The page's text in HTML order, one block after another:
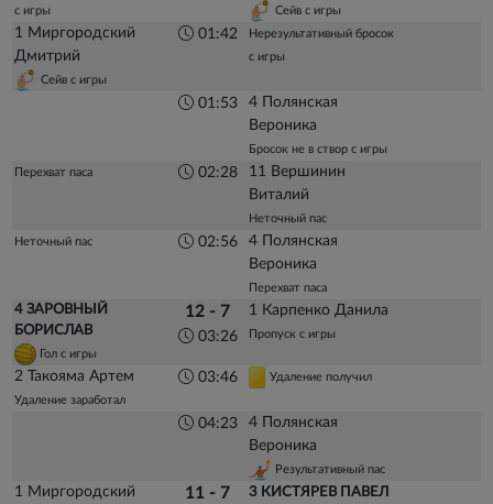
с игры
Сейв с игры
1 Миргородский
Дмитрий
Сейв с игры
01:42
Нерезультативный бросок
с игры
01:53
4 Полянская
Вероника
Бросок не в створ с игры
Перехват паса
02:28
11 Вершинин
Виталий
Неточный пас
Неточный пас
02:56
4 Полянская
Вероника
Перехват паса
4 ЗАРОВНЫЙ
БОРИСЛАВ
Гол с игры
12 - 7
03:26
1 Карпенко Данила
Пропуск с игры
2 Такояма Артем
Удаление заработал
03:46 Удаление получил
04:23
4 Полянская
Вероника
Результативный пас
1 Миргородский
11 - 7 3 КИСТЯРЕВ ПАВЕЛ